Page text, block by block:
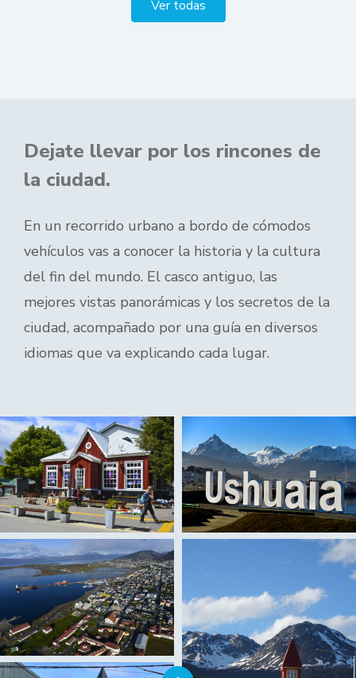
Ver todas
Dejate llevar por los rincones de
la ciudad.
En un recorrido urbano a bordo de cómodos
vehículos vas a conocer la historia y la cultura
del fin del mundo. El casco antiguo, las
mejores vistas panorámicas y los secretos de la
ciudad, acompañado por una guía en diversos
idiomas que va explicando cada lugar.